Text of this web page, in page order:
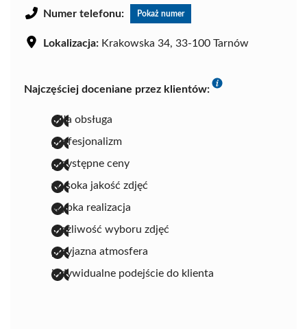
Numer telefonu: Pokaż numer
Lokalizacja: Krakowska 34, 33-100 Tarnów
Najczęściej doceniane przez klientów:
miła obsługa
profesjonalizm
przystępne ceny
wysoka jakość zdjęć
szybka realizacja
możliwość wyboru zdjęć
przyjazna atmosfera
indywidualne podejście do klienta